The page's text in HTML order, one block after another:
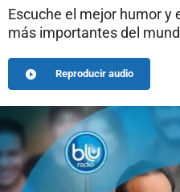
Escuche el mejor humor y
más importantes del
Reproducir audio